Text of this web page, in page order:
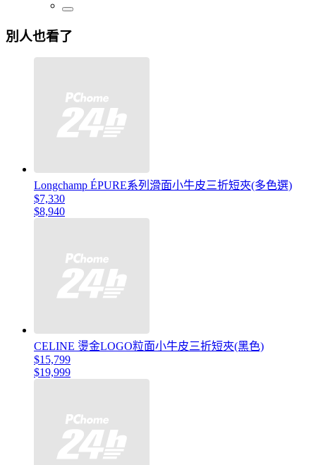
別人也看了
Longchamp ÉPURE系列滑面小牛皮三折短夾(多色選)
$7,330
$8,940
CELINE 燙金LOGO粒面小牛皮三折短夾(黑色)
$15,799
$19,999